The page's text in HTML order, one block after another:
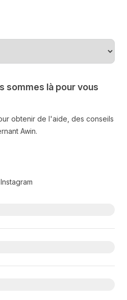
sommes là pour vous
obtenir de l'aide, des conseils
Awin.
Instagram